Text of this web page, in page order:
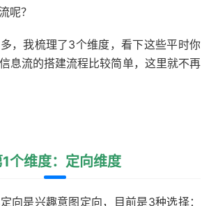
呢？
，我梳理了3个维度，看下这些平时你
息流的搭建流程比较简单，这里就不再
个维度：定向维度
向是兴趣意图定向，目前是3种选择：